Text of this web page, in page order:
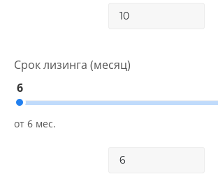
Срок лизинга (месяц)
6